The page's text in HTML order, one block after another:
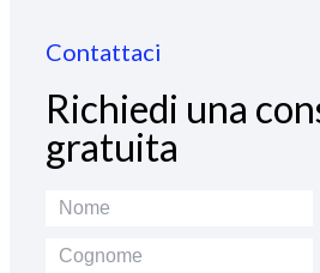
Contattaci
Richiedi una
gratuita